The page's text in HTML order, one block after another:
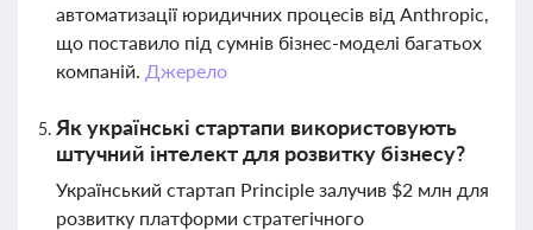
автоматизації юридичних процесів від Anthropic,
що поставило під сумнів бізнес-моделі багатьох
компаній. Джерело
Як українські стартапи використовують
штучний інтелект для розвитку бізнесу?
Український стартап Principle залучив $2 млн для
розвитку платформи стратегічного